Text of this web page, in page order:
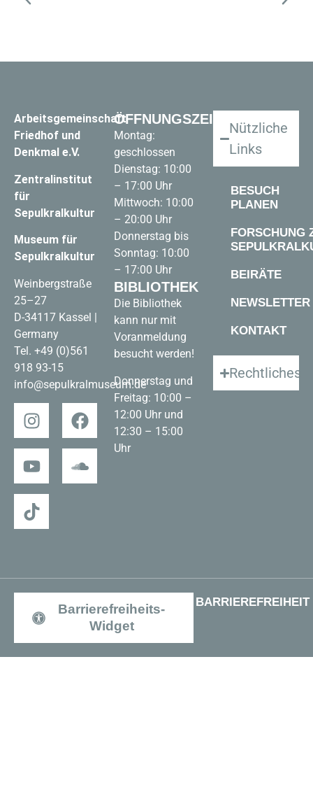
Arbeitsgemeinschaft
Friedhof und
Denkmal e.V.
Zentralinstitut
für
Sepulkralkultur
Museum für
Sepulkralkultur
Weinbergstraße
25–27
D-34117 Kassel |
Germany
Tel. +49 (0)561
918 93-15
info@sepulkralmuseum.de
ÖFFNUNGSZEITEN
Montag:
geschlossen
Dienstag: 10:00
– 17:00 Uhr
Mittwoch: 10:00
– 20:00 Uhr
Donnerstag bis
Sonntag: 10:00
– 17:00 Uhr
BIBLIOTHEK
Die Bibliothek
kann nur mit
Voranmeldung
besucht werden!
Donnerstag und
Freitag: 10:00 –
12:00 Uhr und
12:30 – 15:00
Uhr
Nützliche
Links
BESUCH
PLANEN
FORSCHUNG
BEIRÄTE
NEWSLETTER
KONTAKT
Rechtliches
Barrierefreiheits-
Widget
BARRIEREFREIHEIT